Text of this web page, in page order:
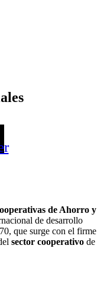
de Ahorro y
de desarrollo
que surge con el firme
sector cooperativo de